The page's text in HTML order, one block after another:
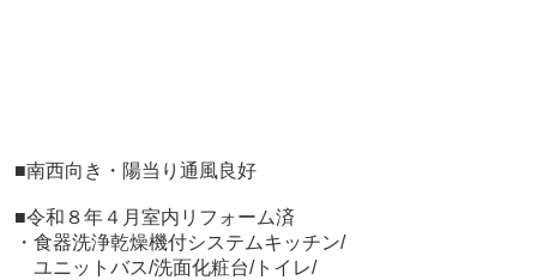
■南西向き・陽当り通風良好
■令和８年４月室内リフォーム済
・食器洗浄乾燥機付システムキッチン/
ユニットバス/洗面化粧台/トイレ/